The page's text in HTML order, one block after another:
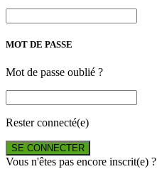
MOT DE PASSE
Mot de passe oublié ?
Rester connecté(e)
SE CONNECTER
Vous n'êtes pas encore inscrit(e) ?